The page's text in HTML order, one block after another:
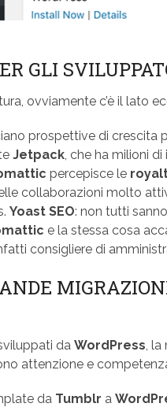
GLI
ovviamente c’è il lato
prospettive di crescita
Jetpack , che ha milioni
percepisce le
collaborazioni molto
Yoast SEO: non tutti
e la stessa cosa
consigliere di
da WordPress ,
attenzione e
da Tumblr a